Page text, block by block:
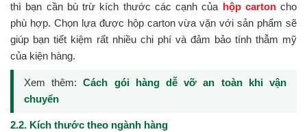
thì bạn cần bù trừ kích thước các cạnh của hộp cartoncho
phù hợp. Chọn lựa được hộp carton vừa vặn với sản phẩm sẽ
giúp bạn tiết kiệm rất nhiều chi phí và đảm bảo tính thẫm mỹ
của kiện hàng.
Xem thêm:Cách gói hàng dễ vỡ an toàn khi vận
chuyển
2.2. Kích thước theo ngành hàng